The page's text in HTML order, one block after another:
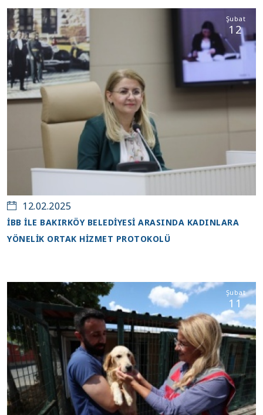
Şubat
12
12.02.2025
İBB İLE BAKIRKÖY BELEDİYESİ ARASINDA KADINLARA
YÖNELİK ORTAK HİZMET PROTOKOLÜ
Şubat
11